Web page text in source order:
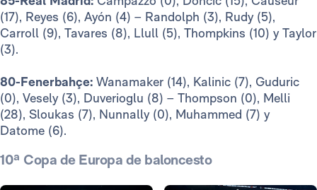
(17), Reyes (6), Ayón (4) – Randolph (3), Rudy (5),
Carroll (9), Tavares (8), Llull (5), Thompkins (10) y Taylor
(3).
80-Fenerbahçe: Wanamaker (14), Kalinic (7), Guduric
(0), Vesely (3), Duverioglu (8) – Thompson (0), Melli
(28), Sloukas (7), Nunnally (0), Muhammed (7) y
Datome (6).
10ª Copa de Europa de baloncesto